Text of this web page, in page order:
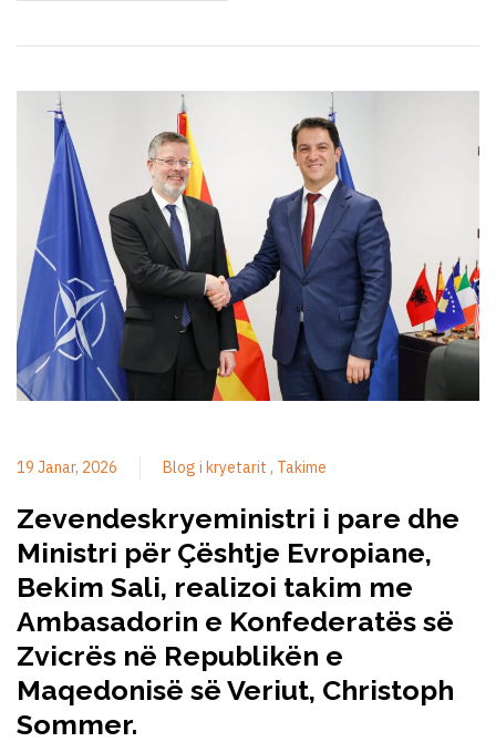
19 Janar, 2026 Blog i kryetarit Takime
Zevendeskryeministri i pare dhe
Ministri për Çështje Evropiane,
Bekim Sali, realizoi takim me
Ambasadorin e Konfederatës së
Zvicrës në Republikën e
Maqedonisë së Veriut, Christoph
Sommer.